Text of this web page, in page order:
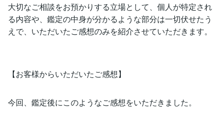
大切なご相談をお預かりする立場として、個人が特定され
る内容や、鑑定の中身が分かるような部分は一切伏せたう
えで、いただいたご感想のみを紹介させていただきます。
【お客様からいただいたご感想】
今回、鑑定後にこのようなご感想をいただきました。